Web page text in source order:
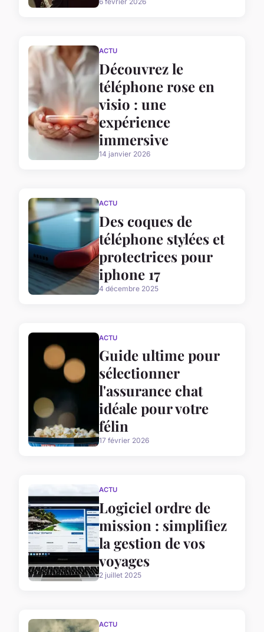
ACTU
Découvrez le
téléphone rose en
visio : une
expérience
immersive
14 janvier 2026
ACTU
Des coques de
téléphone stylées et
protectrices pour
iphone 17
4 décembre 2025
ACTU
Guide ultime pour
sélectionner
l'assurance chat
idéale pour votre
félin
17 février 2026
ACTU
Logiciel ordre de
mission : simplifiez
la gestion de vos
voyages
2 juillet 2025
ACTU